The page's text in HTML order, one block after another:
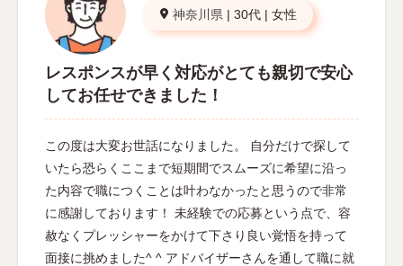
神奈川県 | 30代 | 女性
レスポンスが早く対応がとても親切で安心
してお任せできました！
この度は大変お世話になりました。 自分だけで探して
いたら恐らくここまで短期間でスムーズに希望に沿っ
た内容で職につくことは叶わなかったと思うので非常
に感謝しております！ 未経験での応募という点で、容
赦なくプレッシャーをかけて下さり良い覚悟を持って
面接に挑めました^ ^ アドバイザーさんを通して職に就